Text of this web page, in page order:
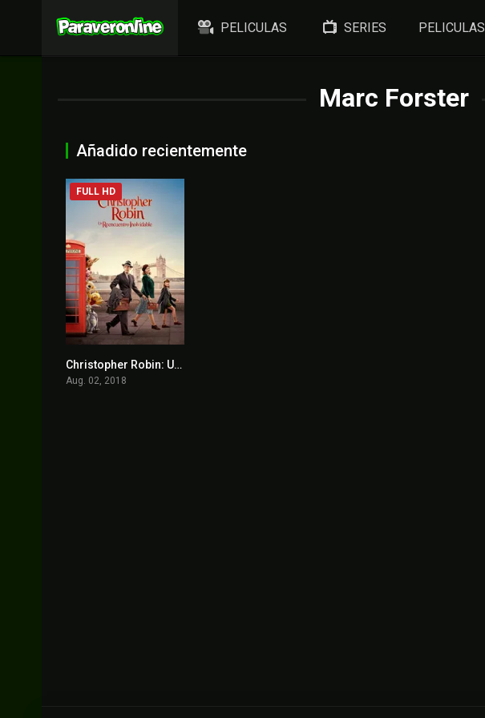
PELICULAS SERIES PELICULAS
Marc Forster
Añadido recientemente
7.2
FULL HD
Christopher Robin: Un Reencuentro Inolvidable
Aug. 02, 2018